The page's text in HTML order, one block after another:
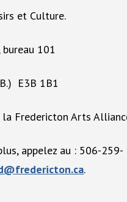
et Culture.
bureau 101
E3B 1B1
la Fredericton Arts
appelez au : 506-259-
.